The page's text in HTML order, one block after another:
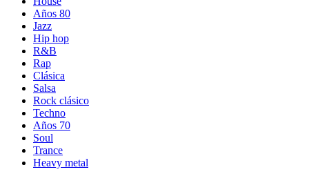
Años 80
Jazz
Hip hop
R&B
Rap
Clásica
Salsa
Rock clásico
Techno
Años 70
Soul
Trance
Heavy metal